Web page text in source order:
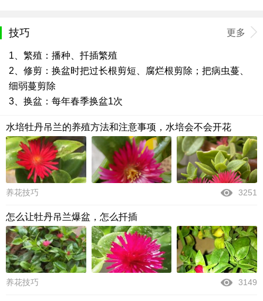
技巧 更多
1、繁殖：播种、扦插繁殖
2、修剪：换盆时把过长根剪短、腐烂根剪除；把病虫蔓、
细弱蔓剪除
3、换盆：每年春季换盆1次
水培牡丹吊兰的养殖方法和注意事项，水培会不会开花
养花技巧 3251
怎么让牡丹吊兰爆盆，怎么扦插
养花技巧 3149